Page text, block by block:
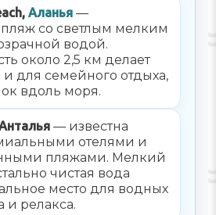
Аланья —
со светлым мелким
водой.
около 2,5 км делает
для семейного отдыха,
вдоль моря.
— известна
отелями и
пляжами. Мелкий
чистая вода
место для водных
и релакса.